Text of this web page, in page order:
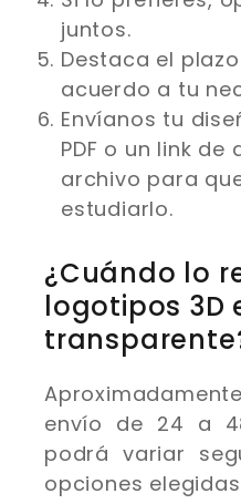
juntos.
Destaca el
acuerdo a tu
Envíanos tu
PDF o un link de
archivo para
estudiarlo.
¿Cuándo lo
logotipos 3D
envío de 24 a
podrá variar
opciones